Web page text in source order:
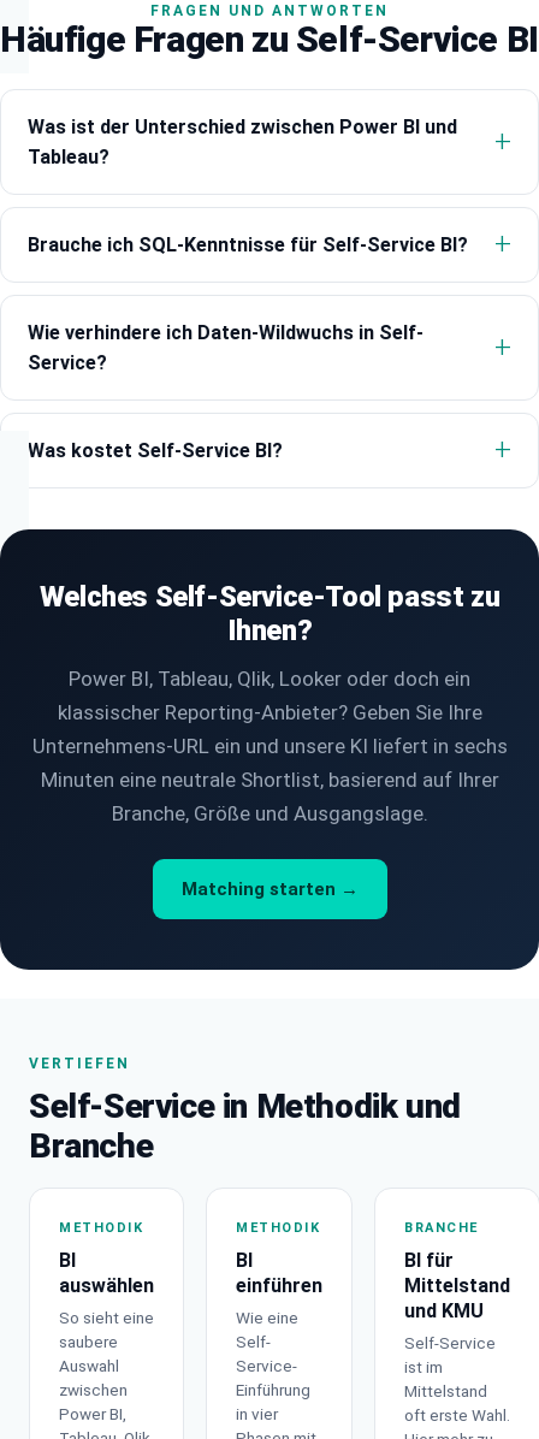
FRAGEN UND ANTWORTEN
Häufige Fragen zu Self-Service BI
Was ist der Unterschied zwischen Power BI und
Tableau?
Brauche ich SQL-Kenntnisse für Self-Service BI?
Wie verhindere ich Daten-Wildwuchs in Self-
Service?
Was kostet Self-Service BI?
Welches Self-Service-Tool passt zu
Ihnen?
Power BI, Tableau, Qlik, Looker oder doch ein
klassischer Reporting-Anbieter? Geben Sie Ihre
Unternehmens-URL ein und unsere KI liefert in sechs
Minuten eine neutrale Shortlist, basierend auf Ihrer
Branche, Größe und Ausgangslage.
Matching starten →
VERTIEFEN
Self-Service in Methodik und
Branche
METHODIK
BI
auswählen
So sieht eine
saubere
Auswahl
zwischen
Power BI,
METHODIK
BI
einführen
Wie eine
Self-
Service-
Einführung
in vier
BRANCHE
BI für
Mittelstand
und KMU
Self-Service
ist im
Mittelstand
oft erste Wahl.